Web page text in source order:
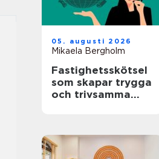
05. augusti 2026
Mikaela Bergholm
Fastighetsskötsel
som skapar trygga
och trivsamma